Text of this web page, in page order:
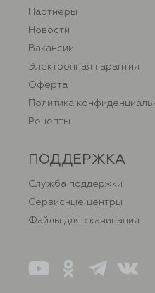
Партнеры
Новости
Вакансии
Электронная гарантия
Оферта
Политика
Рецепты
ПОДДЕРЖКА
Служба поддержки
Сервисные центры
Файлы для скачивания